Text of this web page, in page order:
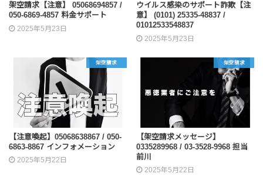
架空請求【注意】 05068694857 /
050-6869-4857 料金サポート
2025年5月23日
ウイルス感染のサポート詐欺【注
意】 (0101) 25335-48837 /
01012533548837
2025年5月23日
架空請求
【注意喚起】05068638867 / 050-
6863-8867 インフォメーション
2025年5月22日
架空請求
【架空請求メッセージ】
0335289968 / 03-3528-9968 担当
前川
2025年5月22日